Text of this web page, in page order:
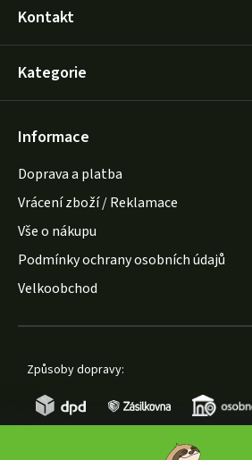
Kontakt
Kategorie
Informace
Doprava a platba
Vrácení zboží / Reklamace
Vše o nákupu
Podmínky ochrany osobních údajů
Velkoobchod
Způsoby dopravy: